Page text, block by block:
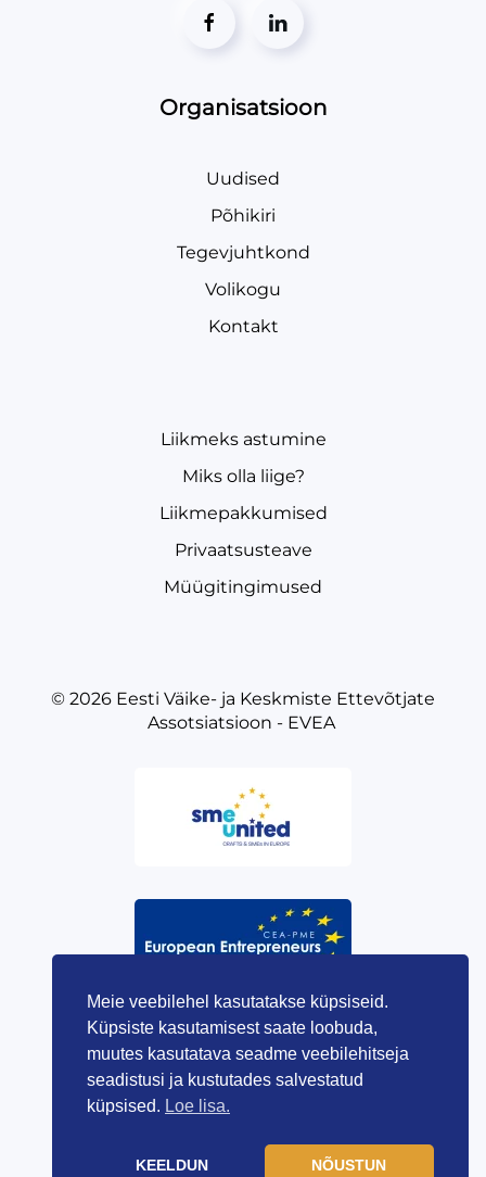
Organisatsioon
Uudised
Põhikiri
Tegevjuhtkond
Volikogu
Kontakt
Liikmeks astumine
Miks olla liige?
Liikmepakkumised
Privaatsusteave
Müügitingimused
© 2026 Eesti Väike- ja Keskmiste Ettevõtjate
Assotsiatsioon - EVEA
Meie veebilehel kasutatakse küpsiseid.
Küpsiste kasutamisest saate loobuda,
muutes kasutatava seadme veebilehitseja
seadistusi ja kustutades salvestatud
küpsised. Loe lisa.
KEELDUN NÕUSTUN